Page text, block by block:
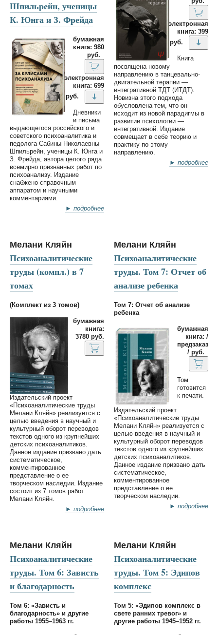
Шпильрейн, ученицы
К. Юнга и З. Фрейда
бумажная
книга: 980
руб.
электронная
книга: 699
руб.
Дневники
и письма
выдающегося российского и
советского психоаналитика и
педолога Сабины Николаевны
Шпильрейн, ученицы К. Юнга и
З. Фрейда, автора целого ряда
всемирно признанных работ по
психоанализу. Издание
снабжено справочным
аппаратом и научными
комментариями.
► подробнее
электронная
книга: 399
руб.
Книга
посвящена новому
направлению в танцевально-
двигательной терапии —
интегративной ТДТ (ИТДТ).
Новизна этого подхода
обусловлена тем, что он
исходит из новой парадигмы в
развитии психологии —
интегративной. Издание
совмещает в себе теорию и
практику по этому
направлению.
► подробнее
Мелани Кляйн
Психоаналитические
труды (компл.) в 7
томах
(Комплект из 3 томов)
бумажная
книга:
3780 руб.
Издательский проект
«Психоаналитические труды
Мелани Кляйн» реализуется с
целью введения в научный и
культурный оборот переводов
текстов одного из крупнейших
детских психоаналитиков.
Данное издание призвано дать
систематическое,
комментированное
представление о ее
творческом наследии. Издание
состоит из 7 томов работ
Мелани Кляйн.
► подробнее
Мелани Кляйн
Психоаналитические
труды. Том 7: Отчет об
анализе ребенка
Том 7: Отчет об анализе
ребенка
бумажная
книга: /
предзаказ
/ руб.
Том
готовится
к печати.
Издательский проект
«Психоаналитические труды
Мелани Кляйн» реализуется с
целью введения в научный и
культурный оборот переводов
текстов одного из крупнейших
детских психоаналитиков.
Данное издание призвано дать
систематическое,
комментированное
представление о ее
творческом наследии.
► подробнее
Мелани Кляйн
Психоаналитические
труды. Том 6: Зависть
и благодарность
Том 6: «Зависть и
благодарность» и другие
работы 1955–1963 гг.
Мелани Кляйн
Психоаналитические
труды. Том 5: Эдипов
комплекс
Том 5: «Эдипов комплекс в
свете ранних тревог» и
другие работы 1945–1952 гг.